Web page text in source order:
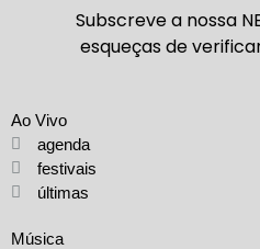
Subscreve a nossa
esqueças de
Ao Vivo
agenda
festivais
últimas
Música